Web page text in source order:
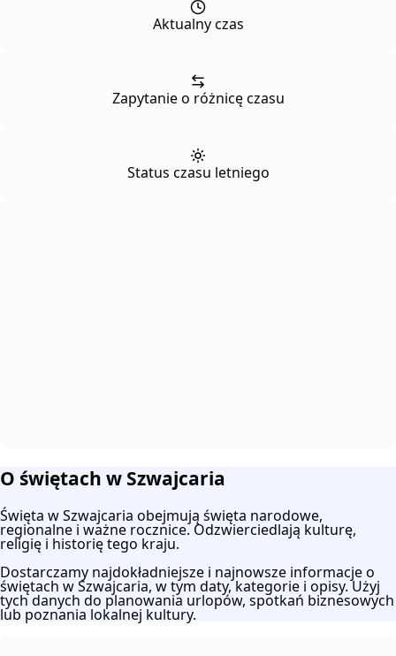
Aktualny czas
Zapytanie o różnicę czasu
Status czasu letniego
O świętach w Szwajcaria
Święta w Szwajcaria obejmują święta narodowe,
regionalne i ważne rocznice. Odzwierciedlają kulturę,
religię i historię tego kraju.
Dostarczamy najdokładniejsze i najnowsze informacje o
świętach w Szwajcaria, w tym daty, kategorie i opisy. Użyj
tych danych do planowania urlopów, spotkań biznesowych
lub poznania lokalnej kultury.